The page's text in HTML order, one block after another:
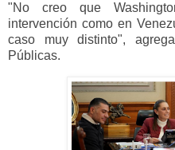
"No creo que
intervención como en
caso muy distinto",
Públicas.